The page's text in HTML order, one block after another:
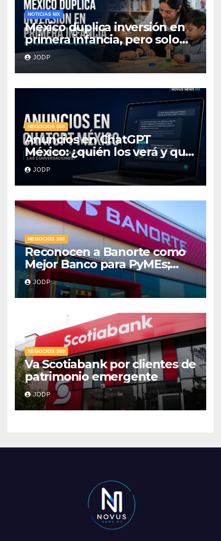
NOTICIAS MX
México duplica inversión en
primera infancia, pero solo
destina 2.53% del gasto
público
JODP
NEGOCIOS 360
Anuncios en ChatGPT
México: ¿quién los verá y qué
pasará con las
conversaciones?
JODP
NEGOCIOS 360
Reconocen a Banorte como
Mejor Banco para PyMEs;
supera 14% del mercado
crediticio
JODP
NEGOCIOS 360
Va Scotiabank por clientes de
patrimonio emergente
JODP